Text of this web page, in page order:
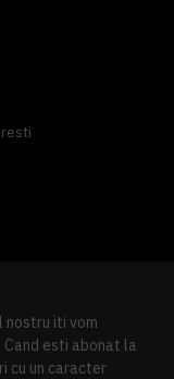
nostru iti vom
esti abonat la
cu un caracter